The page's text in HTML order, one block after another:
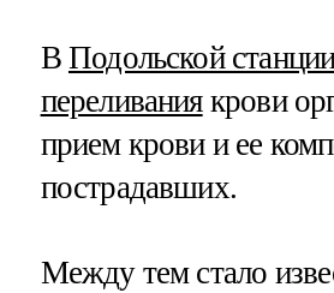
В Подольской
переливаниякрови
прием крови и ее
пострадавших.
Между тем стало